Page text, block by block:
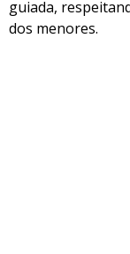
guiada,
dos menores.